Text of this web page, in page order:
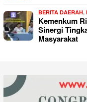
BERITA DAERAH,
Kemenkum
Sinergi
Masyarakat